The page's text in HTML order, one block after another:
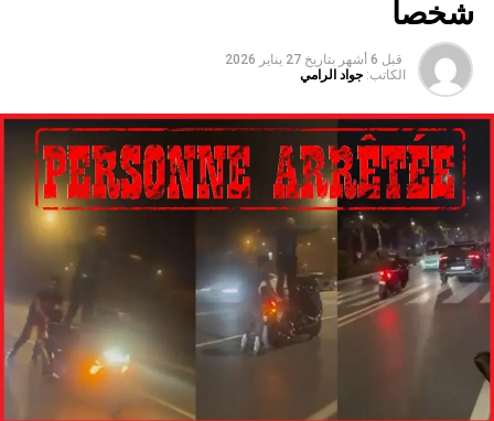
شخصا
قبل 6 أشهر بتاريخ 27 يناير 2026
الكاتب: جواد الرامي